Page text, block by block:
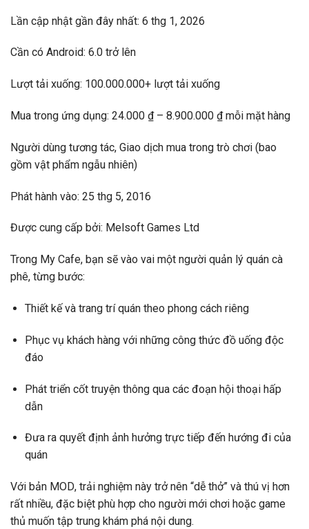
Lần cập nhật gần đây nhất: 6 thg 1, 2026
Cần có Android: 6.0 trở lên
Lượt tải xuống: 100.000.000+ lượt tải xuống
Mua trong ứng dụng: 24.000 ₫ – 8.900.000 ₫ mỗi mặt hàng
Người dùng tương tác, Giao dịch mua trong trò chơi (bao
gồm vật phẩm ngẫu nhiên)
Phát hành vào: 25 thg 5, 2016
Được cung cấp bởi: Melsoft Games Ltd
Trong My Cafe, bạn sẽ vào vai một người quản lý quán cà
phê, từng bước:
Thiết kế và trang trí quán theo phong cách riêng
Phục vụ khách hàng với những công thức đồ uống độc
đáo
Phát triển cốt truyện thông qua các đoạn hội thoại hấp
dẫn
Đưa ra quyết định ảnh hưởng trực tiếp đến hướng đi của
quán
Với bản MOD, trải nghiệm này trở nên “dễ thở” và thú vị hơn
rất nhiều, đặc biệt phù hợp cho người mới chơi hoặc game
thủ muốn tập trung khám phá nội dung.